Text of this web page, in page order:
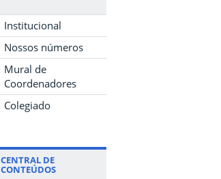
Institucional
Nossos números
Mural de
Coordenadores
Colegiado
CENTRAL DE
CONTEÚDOS